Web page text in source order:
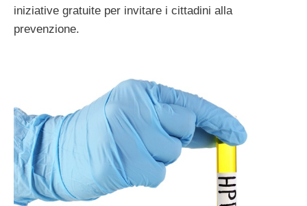
iniziative gratuite per invitare i cittadini alla
prevenzione.